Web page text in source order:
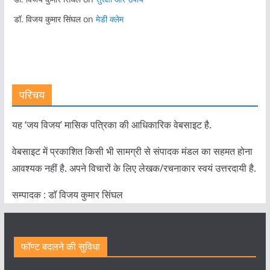
डॉ. विजय कुमार सिंघलon मेडी क्लेम
परिचय
यह ‘जय विजय’ मासिक पत्रिका की आधिकारिक वेबसाइट है.
वेबसाइट में प्रकाशित किसी भी सामग्री से संपादक मंडल का सहमत होना
आवश्यक नहीं है. अपने विचारों के लिए लेखक/रचनाकार स्वयं उत्तरदायी है.
सम्पादक : डाॅ विजय कुमार सिंघल
फॉण्ट बदलने की सुविधा